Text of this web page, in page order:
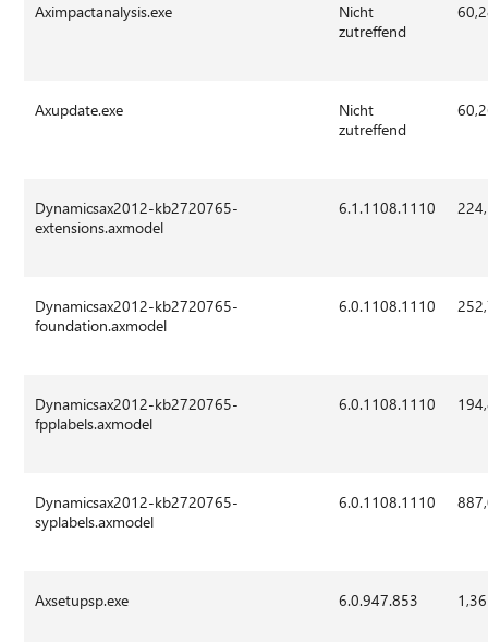
Aximpactanalysis.exe
Nicht
zutreffend
Axupdate.exe
Nicht
zutreffend
Dynamicsax2012-kb2720765-
extensions.axmodel
6.1.1108.1110
Dynamicsax2012-kb2720765-
foundation.axmodel
6.0.1108.1110
Dynamicsax2012-kb2720765-
fpplabels.axmodel
6.0.1108.1110
Dynamicsax2012-kb2720765-
syplabels.axmodel
6.0.1108.1110
Axsetupsp.exe 6.0.947.853